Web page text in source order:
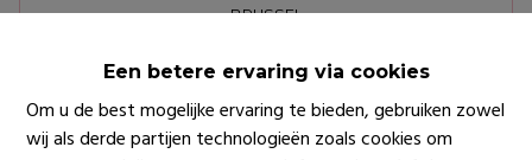
Een betere ervaring via cookies
Om u de best mogelijke ervaring te bieden, gebruiken zowel
wij als derde partijen technologieën zoals cookies om
BRUSSEL
Huis
€ 3.600